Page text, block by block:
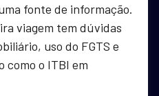
fonte de informação.
viagem tem dúvidas
uso do FGTS e
como o ITBI em